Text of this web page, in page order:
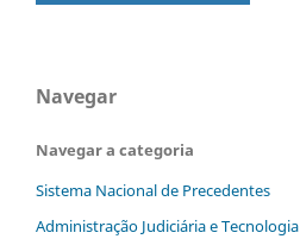
Navegar
Navegar a categoria
Sistema Nacional de Precedentes
Administração Judiciária e Tecnologia